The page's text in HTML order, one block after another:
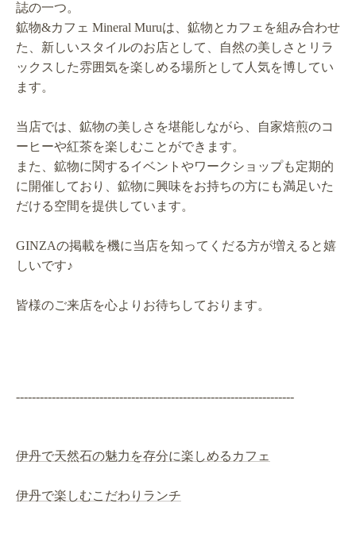
誌の一つ。
鉱物&カフェ Mineral Muruは、鉱物とカフェを組み合わせ
た、新しいスタイルのお店として、自然の美しさとリラ
ックスした雰囲気を楽しめる場所として人気を博してい
ます。
当店では、鉱物の美しさを堪能しながら、自家焙煎のコ
ーヒーや紅茶を楽しむことができます。
また、鉱物に関するイベントやワークショップも定期的
に開催しており、鉱物に興味をお持ちの方にも満足いた
だける空間を提供しています。
GINZAの掲載を機に当店を知ってくだる方が増えると嬉
しいです♪
皆様のご来店を心よりお待ちしております。
----------------------------------------------------------------------
伊丹で天然石の魅力を存分に楽しめるカフェ
伊丹で楽しむこだわりランチ